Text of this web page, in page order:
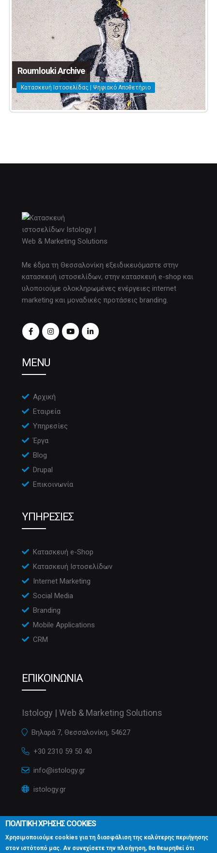
Roumlouki Archive
Κατασκευή Ιστοσελίδας | Ψηφιακό Αποθετήριο
Με έδρα τη Θεσσαλονίκη εξειδικευόμαστε στην
κατασκευή ιστοσελίδων, στην κατασκευή e-shop και
υλοποιούμε ολοκληρωμένες ενέργειες internet
marketing και μοναδικές προτάσεις branding.
MENU
Αρχική
Εταιρεία
Υπηρεσίες
Έργα
Blog
Drupal
Επικοινωνία
ΥΠΗΡΕΣΙΕΣ
Κατασκευή e-Shop
Κατασκευή Ιστοσελίδων
Internet Marketing
Social Media
Branding
Mobile Applications
CRM
ΕΠΙΚΟΙΝΩΝΙΑ
Istology | Web & Marketing Solutions
Βηλαρά 7, Θεσσαλονίκη, 54627
+30 2310 59 50 40
info@istology.gr
istology.gr
ΠΟΛΙΤΙΚΗ ΧΡΗΣΗΣ COOKIES
Χρησιμοποιούμε cookies για τη διασφάλιση της καλύτερης περιήγησης
στον ιστότοπό μας. Αν συνεχίσετε την πλοήγηση, θα θεωρηθεί ότι